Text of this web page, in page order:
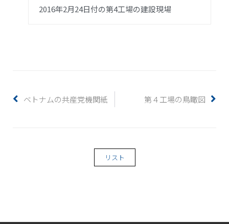
2016年2月24日付の第4工場の建設現場
ベトナムの共産党機関紙 第４工場の鳥瞰図
リスト